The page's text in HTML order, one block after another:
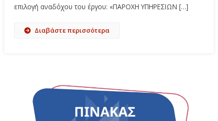
επιλογή αναδόχου του έργου: «ΠΑΡΟΧΗ ΥΠΗΡΕΣΙΩΝ […]
Διαβάστε περισσότερα